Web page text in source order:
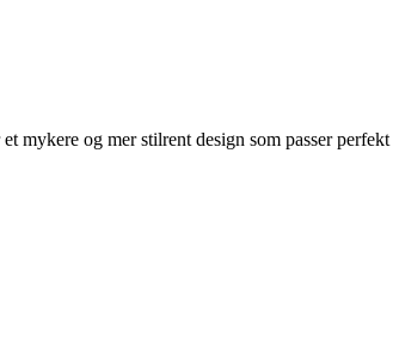
mykere og mer stilrent design som passer perfekt